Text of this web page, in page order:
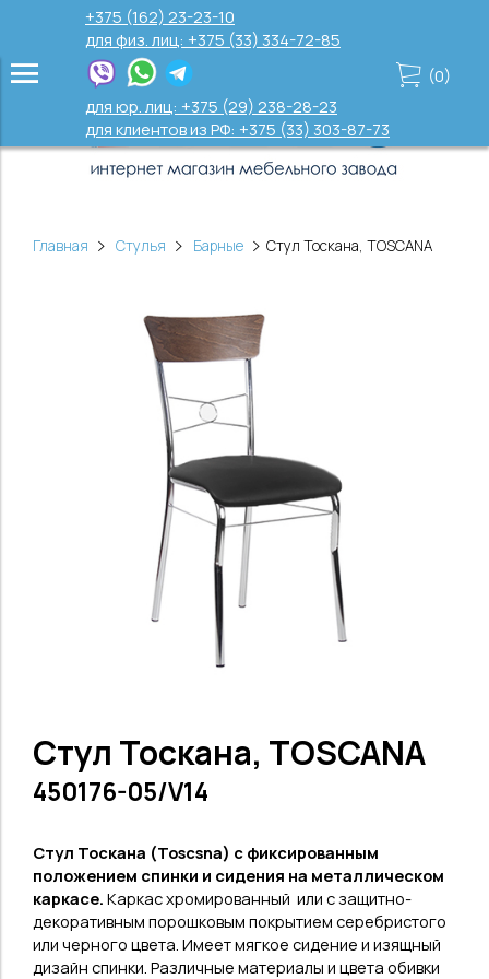
+375 (162) 23-23-10
для физ. лиц: +375 (33) 334-72-85
для юр. лиц: +375 (29) 238-28-23
для клиентов из РФ: +375 (33) 303-87-73
(0)
Главная Стулья Барные Стул Тоскана, TOSCANA
Стул Тоскана, TOSCANA
450176-05/V14
Стул Тоскана (Toscsna) с фиксированным
положением спинки и сидения на металлическом
каркасе. Каркас хромированный или с защитно-
декоративным порошковым покрытием серебристого
или черного цвета. Имеет мягкое сидение и изящный
дизайн спинки. Различные материалы и цвета обивки